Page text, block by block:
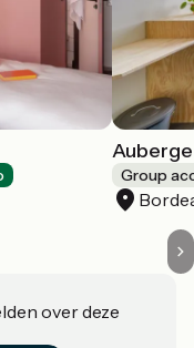
Group
over deze